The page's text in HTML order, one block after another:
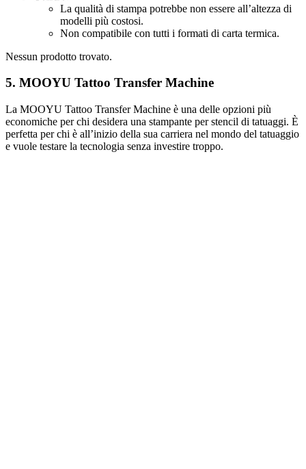
La qualità di stampa potrebbe non essere all’altezza di
modelli più costosi.
Non compatibile con tutti i formati di carta termica.
Nessun prodotto trovato.
5. MOOYU Tattoo Transfer Machine
La MOOYU Tattoo Transfer Machine è una delle opzioni più
economiche per chi desidera una stampante per stencil di tatuaggi. È
perfetta per chi è all’inizio della sua carriera nel mondo del tatuaggio
e vuole testare la tecnologia senza investire troppo.